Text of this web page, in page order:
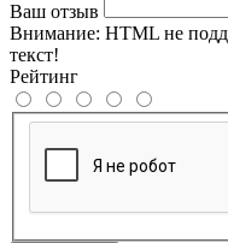
Ваш отзыв
Внимание: HTML не
текст!
Рейтинг